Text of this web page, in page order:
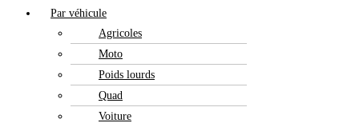
Par véhicule
Agricoles
Moto
Poids lourds
Quad
Voiture